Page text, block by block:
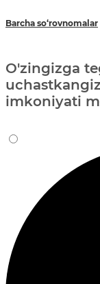
Barcha so‘rovnomalar
O'zingizga
imkoniyati